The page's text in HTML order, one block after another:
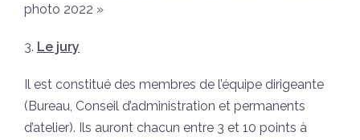
photo 2022 »
3. Le jury
Il est constitué des membres de l’équipe dirigeante
(Bureau, Conseil d’administration et permanents
d’atelier). Ils auront chacun entre 3 et 10 points à